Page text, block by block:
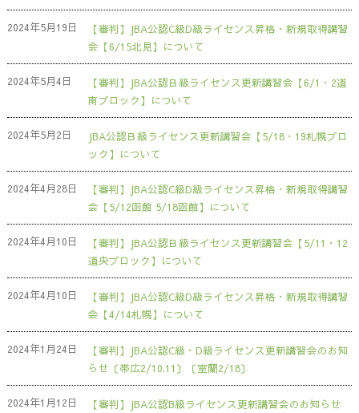
2024年5月19日
【審判】JBA公認C級D級ライセンス昇格・新規取得講習
会【6/15北見】について
2024年5月4日
【審判】JBA公認Ｂ級ライセンス更新講習会【6/1・2道
南ブロック】について
2024年5月2日
JBA公認Ｂ級ライセンス更新講習会【5/18・19札幌ブロ
ック】について
2024年4月28日
【審判】JBA公認C級D級ライセンス昇格・新規取得講習
会【5/12函館 5/18函館】について
2024年4月10日
【審判】JBA公認Ｂ級ライセンス更新講習会【5/11・12
道央ブロック】について
2024年4月10日
【審判】JBA公認C級D級ライセンス昇格・新規取得講習
会【4/14札幌】について
2024年1月24日
【審判】JBA公認C級・D級ライセンス更新講習会のお知
らせ〔帯広2/10.11〕〔室蘭2/18〕
2024年1月12日
【審判】JBA公認B級ライセンス更新講習会のお知らせ